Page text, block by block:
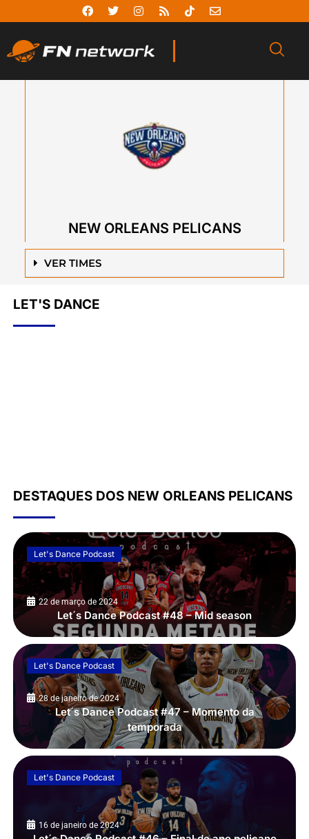
NEW ORLEANS PELICANS
VER TIMES
LET'S DANCE
DESTAQUES DOS NEW ORLEANS PELICANS
Let's Dance Podcast
22 de março de 2024
Let´s Dance Podcast #48 – Mid season
Let's Dance Podcast
28 de janeiro de 2024
Let´s Dance Podcast #47 – Momento da
temporada
Let's Dance Podcast
16 de janeiro de 2024